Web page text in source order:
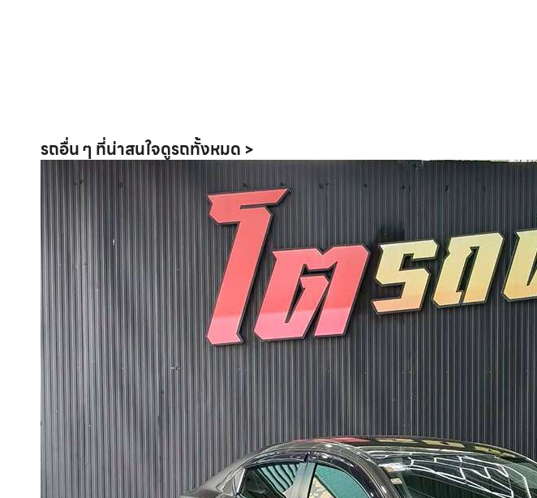
รถอื่น ๆ ที่น่าสนใจดูรถทั้งหมด >